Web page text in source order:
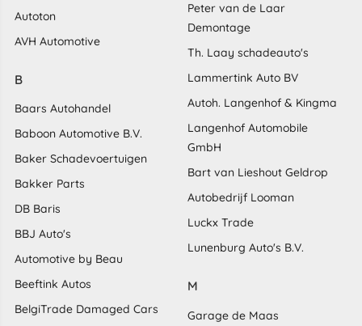
Autoton
AVH Automotive
B
Baars Autohandel
Baboon Automotive B.V.
Baker Schadevoertuigen
Bakker Parts
DB Baris
BBJ Auto's
Automotive by Beau
Beeftink Autos
BelgiTrade Damaged Cars
Peter van de Laar
Demontage
Th. Laay schadeauto's
Lammertink Auto BV
Autoh. Langenhof & Kingma
Langenhof Automobile
GmbH
Bart van Lieshout Geldrop
Autobedrijf Looman
Luckx Trade
Lunenburg Auto's B.V.
M
Garage de Maas